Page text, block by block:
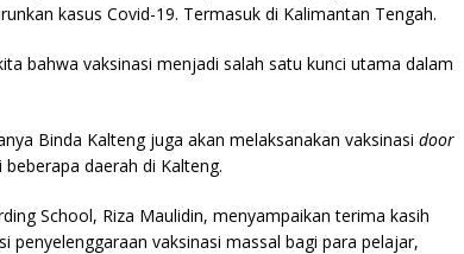
kasus Covid-19. Termasuk di Kalimantan Tengah.
bahwa vaksinasi menjadi salah satu kunci utama dalam
Binda Kalteng juga akan melaksanakan vaksinasi door
daerah di Kalteng.
School, Riza Maulidin, menyampaikan terima kasih
penyelenggaraan vaksinasi massal bagi para pelajar,